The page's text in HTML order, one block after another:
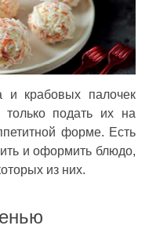
крабовых палочек
только подать их на
форме. Есть
и оформить блюдо,
из них.